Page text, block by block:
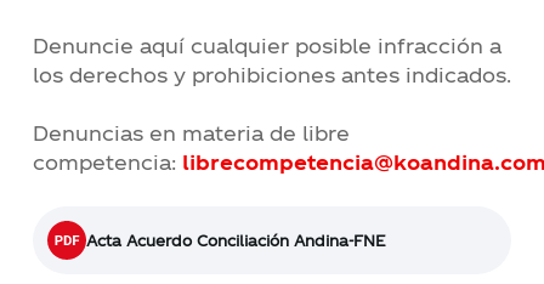
Denuncie aquí cualquier posible infracción a
los derechos y prohibiciones antes indicados.
Denuncias en materia de libre
competencia:
Acta Acuerdo Conciliación Andina-FNE